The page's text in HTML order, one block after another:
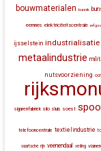
bouwmaterialen bunnik
eemnes elektriciteitscentrale
ijsselstein industrialisatie
metaalindustrie
nutsvoorziening
sigarenfabriek silo sluis soest
telefooncentrale textielindustrie
vaartsche rijn veenendaal veiling vianen